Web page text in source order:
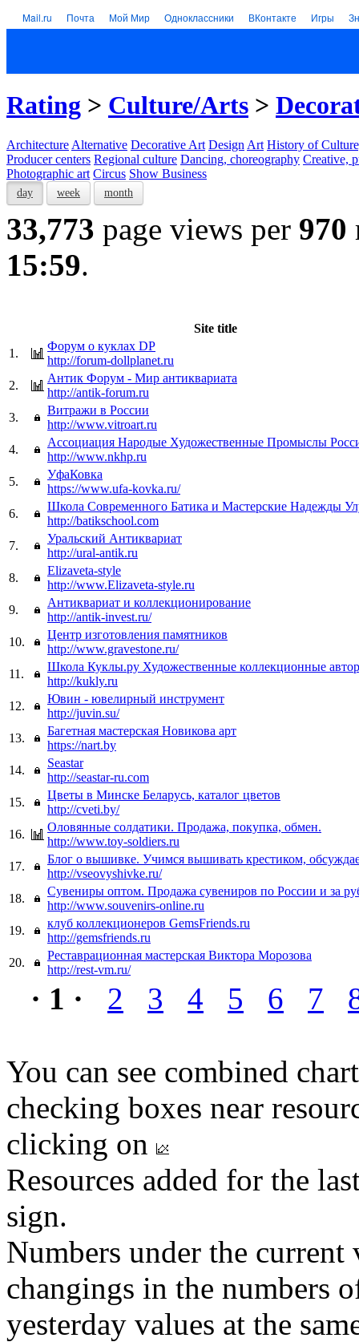
Mail.ru Почта Мой Мир Одноклассники ВКонтакте Игры
Rating > Culture/Arts >
Architecture Alternative Decorative Art Design Art History of
Producer centers Regional culture Dancing, choreography Creative,
Photographic art Circus Show Business
day week month
33,773 page views per 970
15:59.
Site title
1.
Форум о куклах DP
http://forum-dollplanet.ru
2.
Антик Форум - Мир антиквариата
http://antik-forum.ru
3.
Витражи в России
http://www.vitroart.ru
4.
Ассоциация Народые Художественные Промыслы
http://www.nkhp.ru
5.
УфаКовка
https://www.ufa-kovka.ru/
6.
Школа Современного Батика и Мастерские Надежды
http://batikschool.com
7.
Уральский Антиквариат
http://ural-antik.ru
8.
Elizaveta-style
http://www.Elizaveta-style.ru
9.
Антиквариат и коллекционирование
http://antik-invest.ru/
10.
Центр изготовления памятников
http://www.gravestone.ru/
11.
Школа Куклы.ру Художественные коллекционные
http://kukly.ru
12.
Ювин - ювелирный инструмент
http://juvin.su/
13.
Багетная мастерская Новикова арт
https://nart.by
14.
Seastar
http://seastar-ru.com
15.
Цветы в Минске Беларусь, каталог цветов
http://cveti.by/
16.
Оловянные солдатики. Продажа, покупка, обмен.
http://www.toy-soldiers.ru
17.
Блог о вышивке. Учимся вышивать крестиком,
http://vseovyshivke.ru/
18.
Сувениры оптом. Продажа сувениров по России и за
http://www.souvenirs-online.ru
19.
клуб коллекционеров GemsFriends.ru
http://gemsfriends.ru
20.
Реставрационная мастерская Виктора Морозова
http://rest-vm.ru/
· 1 · 2 3 4 5 6 7
You can see combined
checking boxes near
clicking on
Resources added for the
sign.
Numbers under the
changings in the numbers
yesterday values at the